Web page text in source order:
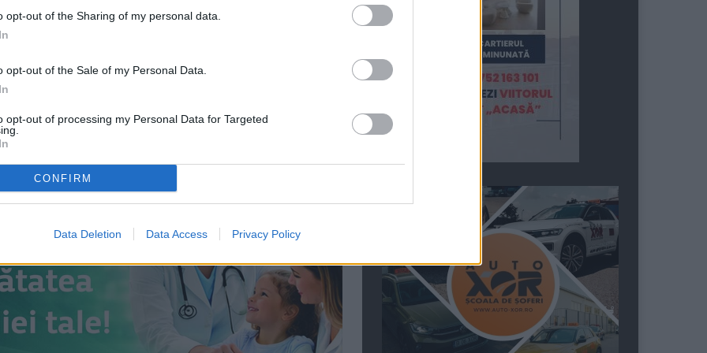
opt-out of the Sharing of my personal data.
opt-out of the Sale of my Personal Data.
opt-out of processing my Personal Data for Targeted
CONFIRM
Data Deletion Data Access Privacy Policy
internați pacienți. 22 de paturi sunt libere în
în zona COVID.
ore, numărul cazurilor de infecție din Fălticeni a
de la 25 la 17, iar în zona Fălticeni s-a diminuat cu